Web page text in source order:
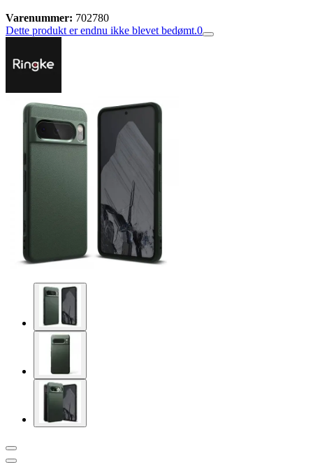
Varenummer: 702780
Dette produkt er endnu ikke blevet bedømt.0